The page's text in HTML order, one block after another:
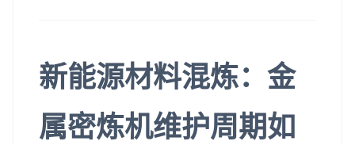
新能源材料混炼：金
属密炼机维护周期如